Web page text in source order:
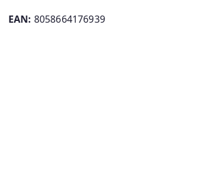
EAN: 8058664176939